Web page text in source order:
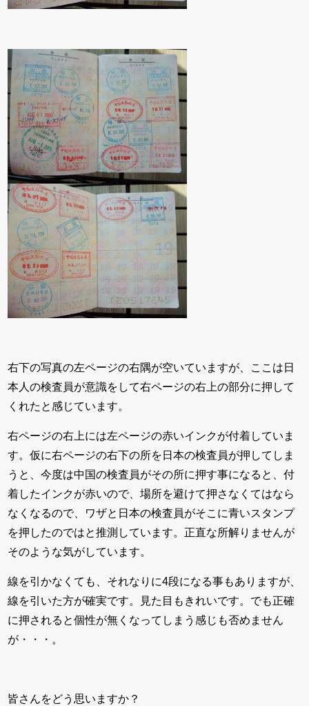
右下の写真の左ページの右隅が空いていますが、ここは日
本人の検査員が意識をして右ページの右上の部分に押して
くれたと感じています。
右ページの右上には左ページの赤いインクが付着していま
す。仮に右ページの右下の所を日本の検査員が押してしま
うと、今度は中国の検査員がその所に押す事になると、付
着したインクが赤いので、場所を避けて押さなくてはなら
なくなるので、ワザと日本の検査員がそこに青いスタンプ
を押したのではと推測しています。正直な所解りませんが
そのような気がしています。
線を引かなくても、それなりに4段になる事もありますが、
線を引いた方が確実です。見た目もきれいです。でも正確
に押されると個性が無くなってしまう感じも否めません
が・・・。
皆さんをどう思いますか？